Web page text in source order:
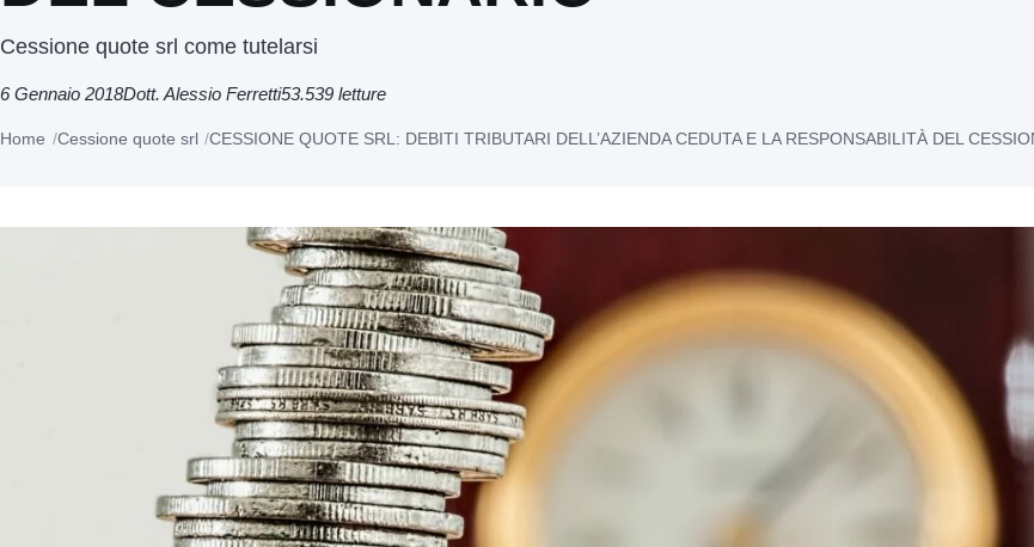
Cessione quote srl come tutelarsi
6 Gennaio 2018Dott. Alessio Ferretti53.539 letture
Home Cessione quote srl CESSIONE QUOTE SRL: DEBITI TRIBUTARI DELL’AZIENDA CEDUTA E LA RESPONSABILITÀ DEL